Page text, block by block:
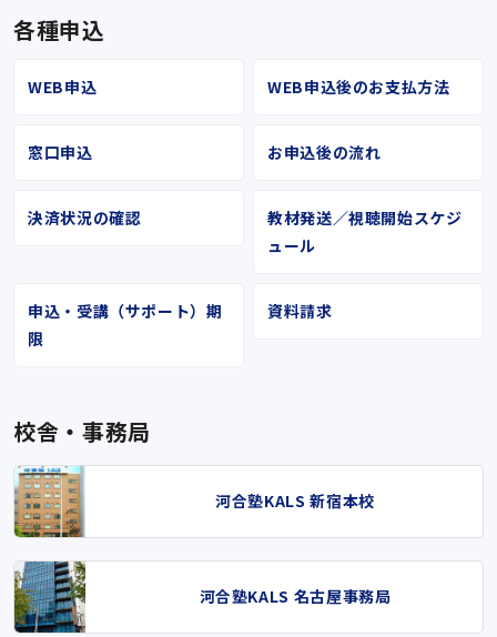
各種申込
WEB申込 WEB申込後のお支払方法
窓口申込 お申込後の流れ
決済状況の確認
教材発送／視聴開始スケジ
ュール
申込・受講（サポート）期
限
資料請求
校舎・事務局
河合塾KALS 新宿本校
河合塾KALS 名古屋事務局